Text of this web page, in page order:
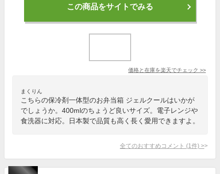
この商品をサイトでみる
価格と在庫を楽天でチェック >>
まくりん
こちらの保冷剤一体型のお弁当箱 ジェルクールはいかが
でしょうか。400mlのちょうど良いサイズ。電子レンジや
食洗器に対応。日本製で品質も高く長く愛用できますよ。
全てのおすすめコメント (1 件) >